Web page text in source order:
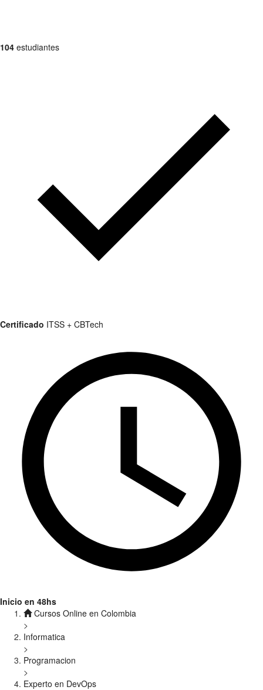
104 estudiantes
Certificado ITSS + CBTech
Inicio en 48hs
Cursos Online en Colombia
>
Informatica
>
Programacion
>
Experto en DevOps